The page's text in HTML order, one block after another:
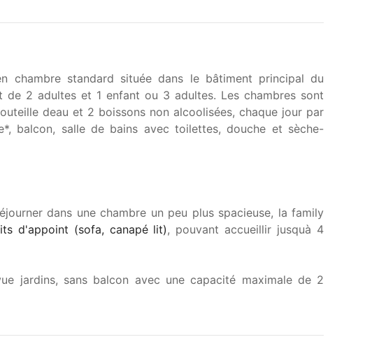
chambre standard située dans le bâtiment principal du
de 2 adultes et 1 enfant ou 3 adultes. Les chambres sont
deau et 2 boissons non alcoolisées, chaque jour par
, balcon, salle de bains avec toilettes, douche et sèche-
dans une chambre un peu plus spacieuse, la family
d'appoint (sofa, canapé lit), pouvant accueillir jusquà 4
jardins, sans balcon avec une capacité maximale de 2